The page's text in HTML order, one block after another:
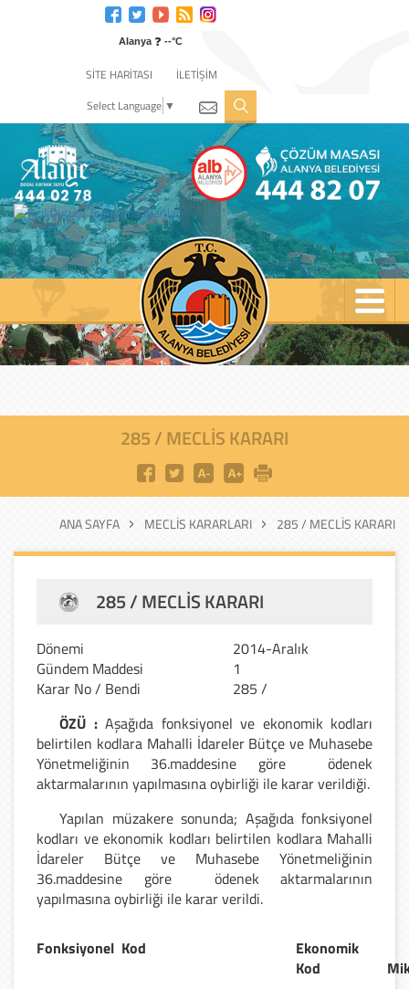
Alanya ❓ --°C
SİTE HARİTASI
İLETİŞİM
Select Language ▼
285 / MECLIS KARARI
ANA SAYFA MECLIS KARARLARI 285 / MECLIS KARARI
285 / MECLIS KARARI
Dönemi
2014-Aralık
Gündem Maddesi
1
Karar No / Bendi
285 /
ÖZÜ :Aşağıda fonksiyonel ve ekonomik kodları
belirtilen kodlara Mahalli İdareler Bütçe ve Muhasebe
Yönetmeliğinin 36.maddesine göre ödenek
aktarmalarının yapılmasına oybirliği ile karar verildiği.
Yapılan müzakere sonunda; Aşağıda fonksiyonel
kodları ve ekonomik kodları belirtilen kodlara Mahalli
İdareler Bütçe ve Muhasebe Yönetmeliğinin
36.maddesine göre ödenek aktarmalarının
yapılmasına oybirliği ile karar verildi.
Fonksiyonel Kod
Ekonomik
Kod